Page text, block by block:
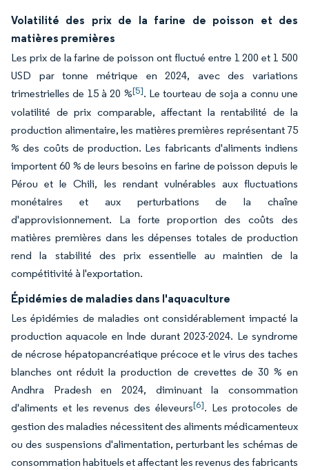
Volatilité des prix de la farine de poisson et des
matières premières
Les prix de la farine de poisson ont fluctué entre 1 200 et 1 500
USD par tonne métrique en 2024, avec des variations
trimestrielles de 15 à 20 %[5]. Le tourteau de soja a connu une
volatilité de prix comparable, affectant la rentabilité de la
production alimentaire, les matières premières représentant 75
% des coûts de production. Les fabricants d'aliments indiens
importent 60 % de leurs besoins en farine de poisson depuis le
Pérou et le Chili, les rendant vulnérables aux fluctuations
monétaires et aux perturbations de la chaîne
d'approvisionnement. La forte proportion des coûts des
matières premières dans les dépenses totales de production
rend la stabilité des prix essentielle au maintien de la
compétitivité à l'exportation.
Épidémies de maladies dans l'aquaculture
Les épidémies de maladies ont considérablement impacté la
production aquacole en Inde durant 2023-2024. Le syndrome
de nécrose hépatopancréatique précoce et le virus des taches
blanches ont réduit la production de crevettes de 30 % en
Andhra Pradesh en 2024, diminuant la consommation
d'aliments et les revenus des éleveurs[6]. Les protocoles de
gestion des maladies nécessitent des aliments médicamenteux
ou des suspensions d'alimentation, perturbant les schémas de
consommation habituels et affectant les revenus des fabricants